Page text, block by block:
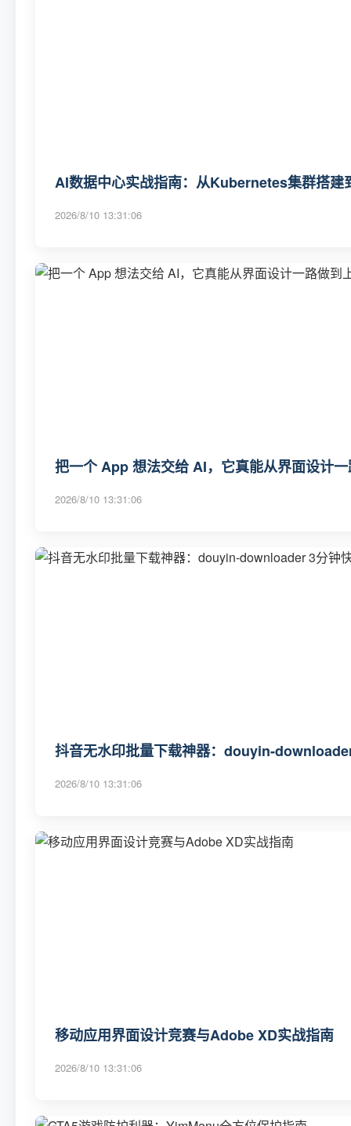
AI数据中心实战指南：从Kubernetes集群搭
2026/8/10 13:31:06
把一个 App 想法交给 AI，它真能从界面设计
2026/8/10 13:31:06
抖音无水印批量下载神器：douyin-
2026/8/10 13:31:06
移动应用界面设计竞赛与Adobe XD实战指南
2026/8/10 13:31:06